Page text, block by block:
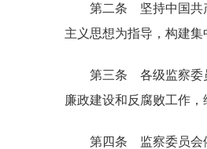
第二条 坚持中国共产
主义思想为指导，构建集
第三条 各级监察委员
廉政建设和反腐败工作，
第四条 监察委员会依